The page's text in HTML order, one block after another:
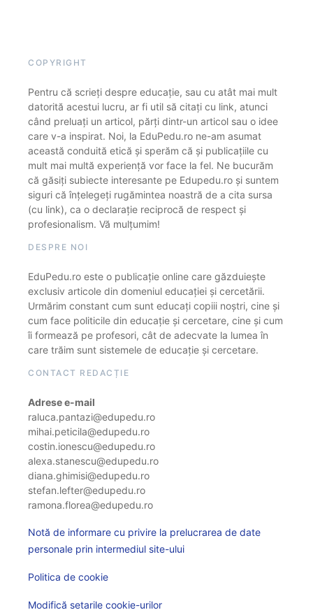
COPYRIGHT
Pentru că scrieți despre educație, sau cu atât mai mult
datorită acestui lucru, ar fi util să citați cu link, atunci
când preluați un articol, părți dintr-un articol sau o idee
care v-a inspirat. Noi, la EduPedu.ro ne-am asumat
această conduită etică și sperăm că și publicațiile cu
mult mai multă experiență vor face la fel. Ne bucurăm
că găsiți subiecte interesante pe Edupedu.ro și suntem
siguri că înțelegeți rugămintea noastră de a cita sursa
(cu link), ca o declarație reciprocă de respect și
profesionalism. Vă mulțumim!
DESPRE NOI
EduPedu.ro este o publicație online care găzduiește
exclusiv articole din domeniul educației și cercetării.
Urmărim constant cum sunt educați copiii noștri, cine și
cum face politicile din educație și cercetare, cine și cum
îi formează pe profesori, cât de adecvate la lumea în
care trăim sunt sistemele de educație și cercetare.
CONTACT REDACȚIE
Adrese e-mail
raluca.pantazi@edupedu.ro
mihai.peticila@edupedu.ro
costin.ionescu@edupedu.ro
alexa.stanescu@edupedu.ro
diana.ghimisi@edupedu.ro
stefan.lefter@edupedu.ro
ramona.florea@edupedu.ro
Notă de informare cu privire la prelucrarea de date
personale prin intermediul site-ului
Politica de cookie
Modifică setarile cookie-urilor